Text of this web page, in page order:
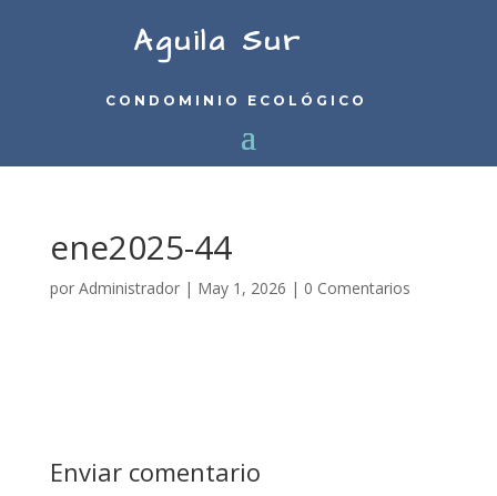
Aguila Sur
CONDOMINIO ECOLÓGICO
ene2025-44
por Administrador| May 1, 2026 | 0 Comentarios
Enviar comentario